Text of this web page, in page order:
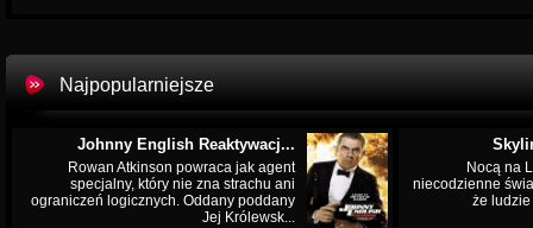
Najpopularniejsze
Johnny English Reaktywacj...
Rowan Atkinson powraca jak agent
specjalny, który nie zna strachu ani
ograniczeń logicznych. Oddany poddany
Jej Królewsk...
Nocą na
niecodzienne
że